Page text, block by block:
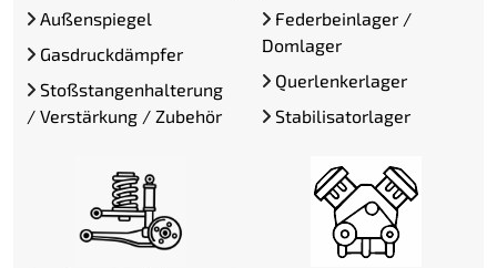
Außenspiegel
Gasdruckdämpfer
Stoßstangenhalterung
/ Verstärkung / Zubehör
Federbeinlager /
Domlager
Querlenkerlager
Stabilisatorlager